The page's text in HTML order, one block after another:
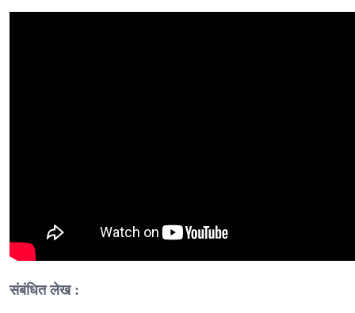
संबंधित लेख :